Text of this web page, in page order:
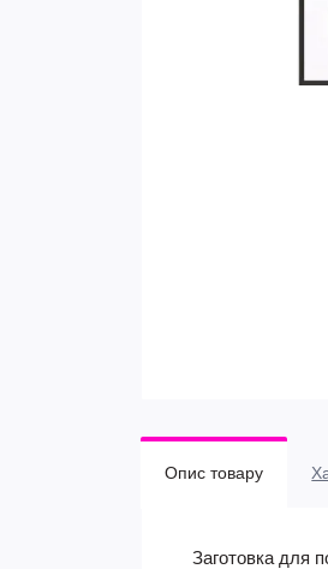
Опис товару
Заготовка для